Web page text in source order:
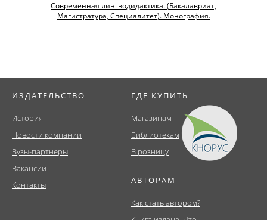
Современная лингводидактика. (Бакалавриат,
Магистратура, Специалитет). Монография.
ИЗДАТЕЛЬСТВО
История
Новости компании
Вузы-партнеры
Вакансии
Контакты
ГДЕ КУПИТЬ
Магазинам
Библиотекам
В розницу
АВТОРАМ
Как стать автором?